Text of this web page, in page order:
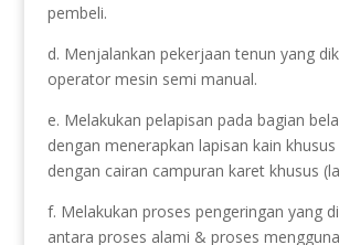
pembeli.
d. Menjalankan pekerjaan tenun yang
operator mesin semi manual.
e. Melakukan pelapisan pada bagian
dengan menerapkan lapisan kain
dengan cairan campuran karet khusus
f. Melakukan proses pengeringan yang
antara proses alami & proses